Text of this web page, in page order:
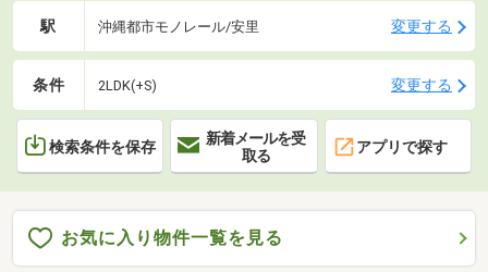
駅 沖縄都市モノレール/安里 変更する
条件 2LDK(+S) 変更する
検索条件を保存
新着メールを受
取る
アプリで探す
お気に入り物件一覧を見る